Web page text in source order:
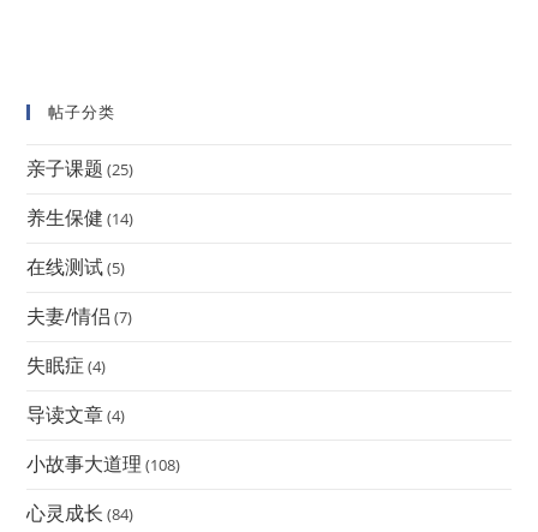
帖子分类
亲子课题 (25)
养生保健 (14)
在线测试(5)
夫妻/情侣 (7)
失眠症 (4)
导读文章(4)
小故事大道理 (108)
心灵成长 (84)